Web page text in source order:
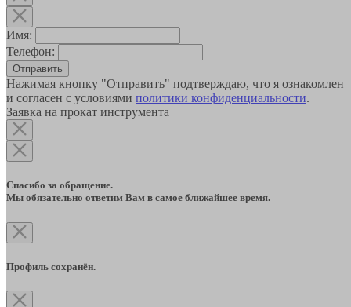
Имя:
Телефон:
Отправить
Нажимая кнопку "Отправить" подтверждаю, что я ознакомлен
и согласен с условиями политики конфиденциальности.
Заявка на прокат инструмента
Спасибо за обращение.
Мы обязательно ответим Вам в самое ближайшее время.
Профиль сохранён.